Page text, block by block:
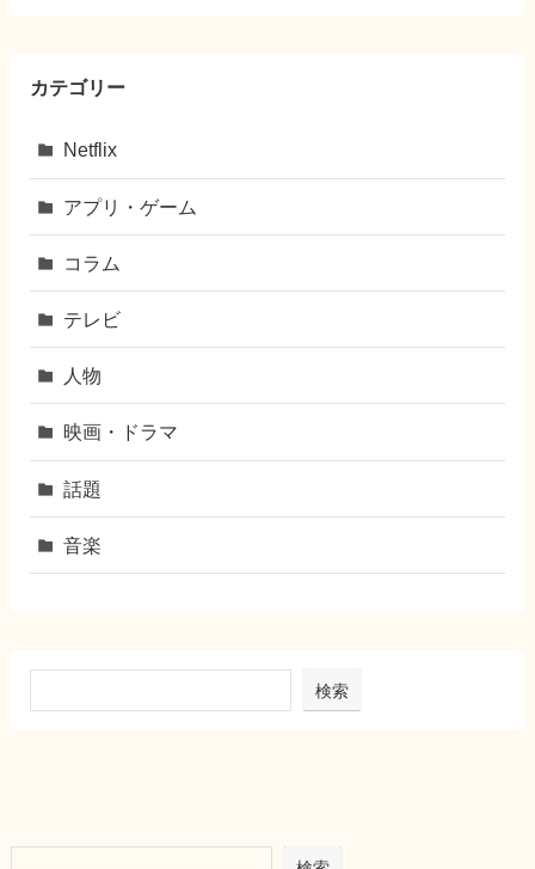
カテゴリー
Netflix
アプリ・ゲーム
コラム
テレビ
人物
映画・ドラマ
話題
音楽
検索